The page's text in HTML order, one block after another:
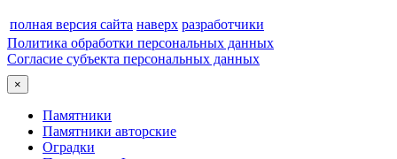
полная версия сайта наверх разработчики
Политика обработки персональных данных
Согласие субъекта персональных данных
×
Памятники
Памятники авторские
Оградки